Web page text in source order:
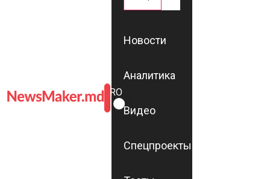
ROMÂNĂ
RU
Новости
Аналитика
Видео
Спецпроекты